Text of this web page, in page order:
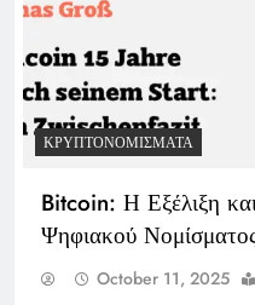
ΚΡΥΠΤΟΝΟΜΊΣΜΑΤΑ
Bitcoin: Η Εξέλιξη
Ψηφιακού
October 11, 2025